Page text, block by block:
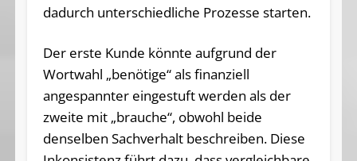
dadurch unterschiedliche Prozesse starten.
Der erste Kunde könnte aufgrund der
Wortwahl „benötige“ als finanziell
angespannter eingestuft werden als der
zweite mit „brauche“, obwohl beide
denselben Sachverhalt beschreiben. Diese